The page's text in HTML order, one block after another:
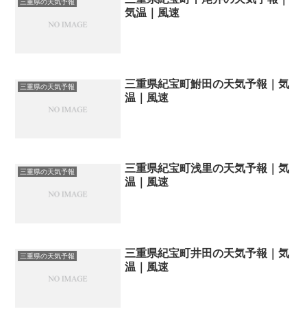
三重県の天気予報
気温｜風速
三重県の天気予報
三重県紀宝町鮒田の天気予報｜気
温｜風速
三重県の天気予報
三重県紀宝町浅里の天気予報｜気
温｜風速
三重県の天気予報
三重県紀宝町井田の天気予報｜気
温｜風速